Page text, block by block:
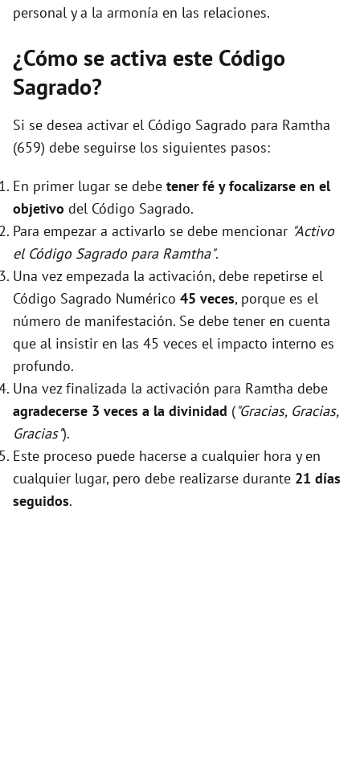
personal y a la armonía en las relaciones.
¿Cómo se activa este Código
Sagrado?
Si se desea activar el Código Sagrado para Ramtha
(659) debe seguirse los siguientes pasos:
En primer lugar se debe tener fé y focalizarse en el
objetivo del Código Sagrado.
Para empezar a activarlo se debe mencionar "Activo
el Código Sagrado para Ramtha".
Una vez empezada la activación, debe repetirse el
Código Sagrado Numérico 45 veces, porque es el
número de manifestación. Se debe tener en cuenta
que al insistir en las 45 veces el impacto interno es
profundo.
Una vez finalizada la activación para Ramtha debe
agradecerse 3 veces a la divinidad ("Gracias, Gracias,
Gracias").
Este proceso puede hacerse a cualquier hora y en
cualquier lugar, pero debe realizarse durante 21 días
seguidos.